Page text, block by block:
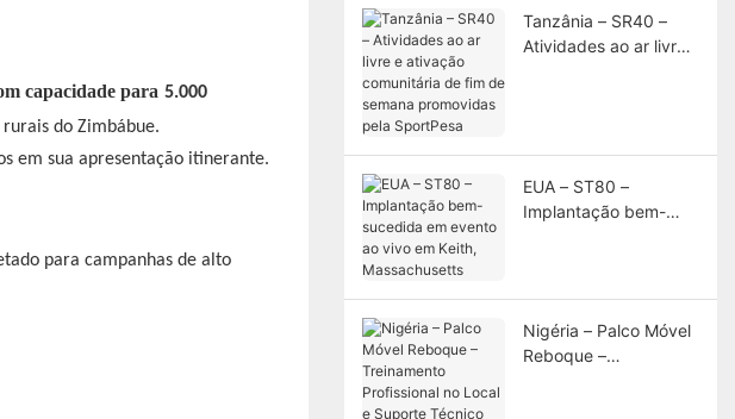
capacidade para 5.000
do Zimbábue.
para campanhas de alto
Tanzânia – SR40 –
Atividades ao ar livre
EUA – ST80 –
Implantação bem-
Nigéria – Palco Móvel
Reboque –